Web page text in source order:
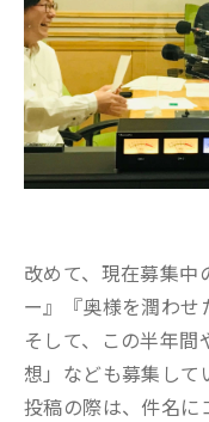
改めて、現在募集中
ー』『奥様を潤わせ
そして、この半年
想」なども募集して
投稿の際は、件名に